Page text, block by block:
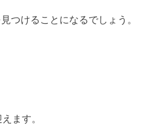
つけることになるでしょう。
ます。